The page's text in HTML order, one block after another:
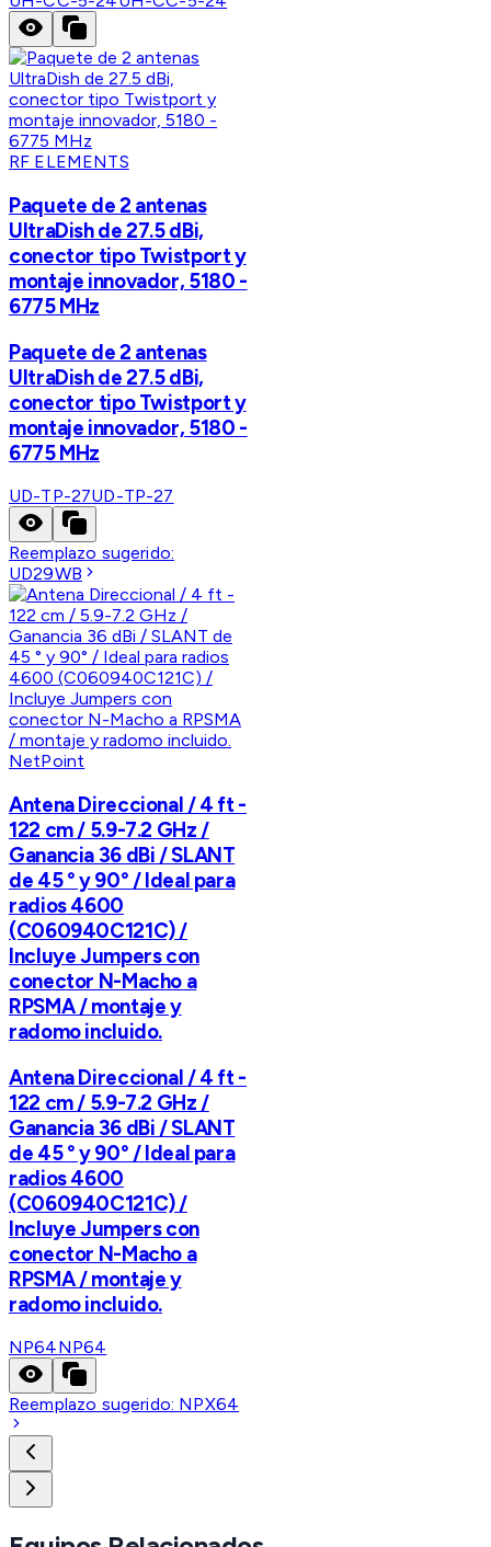
RF ELEMENTS
Paquete de 2 antenas
UltraDish de 27.5 dBi,
conector tipo Twistport y
montaje innovador, 5180 -
6775 MHz
Paquete de 2 antenas
UltraDish de 27.5 dBi,
conector tipo Twistport y
montaje innovador, 5180 -
6775 MHz
UD-TP-27UD-TP-27
Reemplazo sugerido:
UD29WB
NetPoint
Antena Direccional / 4 ft -
122 cm / 5.9-7.2 GHz /
Ganancia 36 dBi / SLANT
de 45 ° y 90° / Ideal para
radios 4600
(C060940C121C) /
Incluye Jumpers con
conector N-Macho a
RPSMA / montaje y
radomo incluido.
Antena Direccional / 4 ft -
122 cm / 5.9-7.2 GHz /
Ganancia 36 dBi / SLANT
de 45 ° y 90° / Ideal para
radios 4600
(C060940C121C) /
Incluye Jumpers con
conector N-Macho a
RPSMA / montaje y
radomo incluido.
NP64NP64
Reemplazo sugerido: NPX64